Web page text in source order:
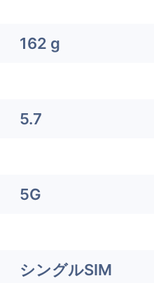
162 g
5.7
5G
シングルSIM